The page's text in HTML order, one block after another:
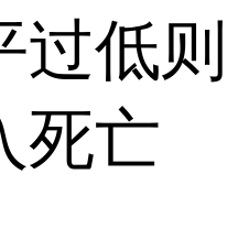
过低则
死亡